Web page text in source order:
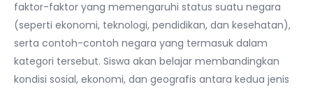
faktor-faktor yang memengaruhi status suatu negara
(seperti ekonomi, teknologi, pendidikan, dan kesehatan),
serta contoh-contoh negara yang termasuk dalam
kategori tersebut. Siswa akan belajar membandingkan
kondisi sosial, ekonomi, dan geografis antara kedua jenis